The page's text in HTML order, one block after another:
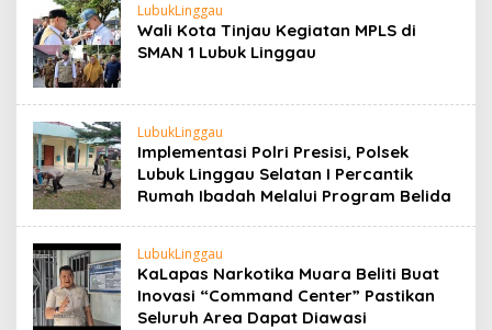
LubukLinggau
Wali Kota Tinjau Kegiatan MPLS di
SMAN 1 Lubuk Linggau
LubukLinggau
Implementasi Polri Presisi, Polsek
Lubuk Linggau Selatan I Percantik
Rumah Ibadah Melalui Program Belida
LubukLinggau
KaLapas Narkotika Muara Beliti Buat
Inovasi “Command Center” Pastikan
Seluruh Area Dapat Diawasi